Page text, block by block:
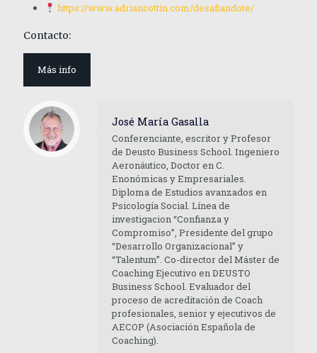
https://www.adriancottin.com/desafiandote/
Contacto:
Más info
José María Gasalla
Conferenciante, escritor y Profesor
de Deusto Business School. Ingeniero
Aeronáutico, Doctor en C.
Enonómicas y Empresariales.
Diploma de Estudios avanzados en
Psicología Social. Línea de
investigacion “Confianza y
Compromiso”, Presidente del grupo
“Desarrollo Organizacional” y
“Talentum”. Co-director del Máster de
Coaching Ejecutivo en DEUSTO
Business School. Evaluador del
proceso de acreditación de Coach
profesionales, senior y ejecutivos de
AECOP (Asociación Española de
Coaching).